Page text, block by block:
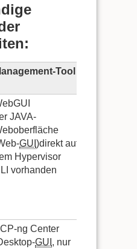
Tool
JAVA-
GUI)direkt auf
Hypervisor
vorhanden
ng Center
GUI , nur